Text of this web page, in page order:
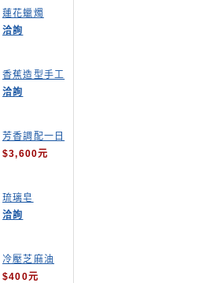
蓮花蠟燭
洽詢
香蕉造型手工
皂
洽詢
芳香調配一日
班
$3,600元
琉璃皂
洽詢
冷壓芝麻油
$400元